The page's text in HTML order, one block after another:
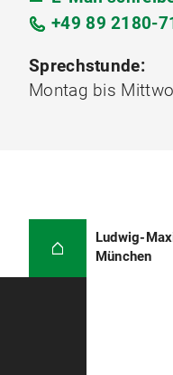
+49 89 2180-
Sprechstunde:
Montag bis
Ludwig-
München